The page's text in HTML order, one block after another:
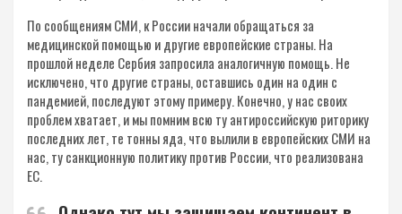
По сообщениям СМИ, к России начали обращаться за
медицинской помощью и другие европейские страны. На
прошлой неделе Сербия запросила аналогичную помощь. Не
исключено, что другие страны, оставшись один на один с
пандемией, последуют этому примеру. Конечно, у нас своих
проблем хватает, и мы помним всю ту антироссийскую риторику
последних лет, те тонны яда, что вылили в европейских СМИ на
нас, ту санкционную политику против России, что реализована
ЕС.